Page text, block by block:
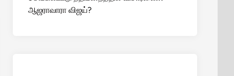
ஆஜராவாரா விஜய்?